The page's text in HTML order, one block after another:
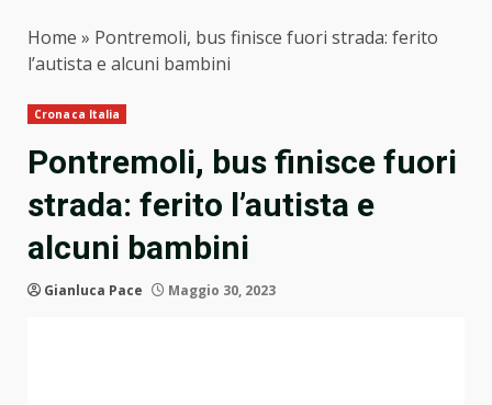
Home » Pontremoli, bus finisce fuori strada: ferito
l’autista e alcuni bambini
Cronaca Italia
Pontremoli, bus finisce fuori
strada: ferito l’autista e
alcuni bambini
Gianluca Pace Maggio 30, 2023